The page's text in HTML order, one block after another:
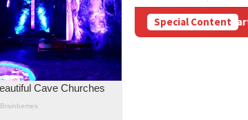
Special Content
BBM Subsidi Aniaya Wartawan, Berujung